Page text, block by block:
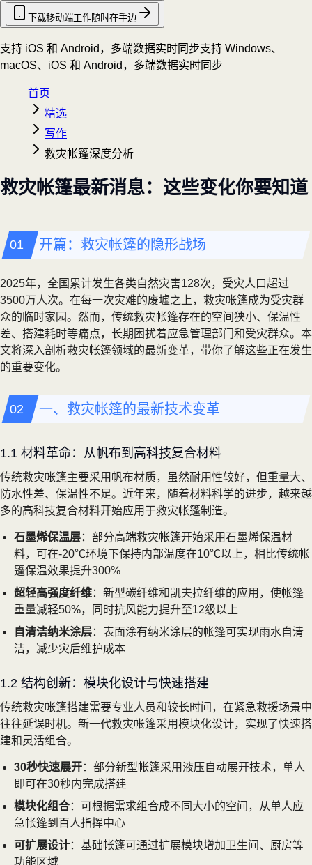
下载移动端工作随时在手边
支持 iOS 和 Android，多端数据实时同步支持 Windows、
macOS、iOS 和 Android，多端数据实时同步
首页
精选
写作
救灾帐篷深度分析
救灾帐篷最新消息：这些变化你要知道
开篇：救灾帐篷的隐形战场
2025年，全国累计发生各类自然灾害128次，受灾人口超过
3500万人次。在每一次灾难的废墟之上，救灾帐篷成为受灾群
众的临时家园。然而，传统救灾帐篷存在的空间狭小、保温性
差、搭建耗时等痛点，长期困扰着应急管理部门和受灾群众。本
文将深入剖析救灾帐篷领域的最新变革，带你了解这些正在发生
的重要变化。
一、救灾帐篷的最新技术变革
1.1 材料革命：从帆布到高科技复合材料
传统救灾帐篷主要采用帆布材质，虽然耐用性较好，但重量大、
防水性差、保温性不足。近年来，随着材料科学的进步，越来越
多的高科技复合材料开始应用于救灾帐篷制造。
石墨烯保温层：部分高端救灾帐篷开始采用石墨烯保温材
料，可在-20℃环境下保持内部温度在10℃以上，相比传统帐
篷保温效果提升300%
超轻高强度纤维：新型碳纤维和凯夫拉纤维的应用，使帐篷
重量减轻50%，同时抗风能力提升至12级以上
自清洁纳米涂层：表面涂有纳米涂层的帐篷可实现雨水自清
洁，减少灾后维护成本
1.2 结构创新：模块化设计与快速搭建
传统救灾帐篷搭建需要专业人员和较长时间，在紧急救援场景中
往往延误时机。新一代救灾帐篷采用模块化设计，实现了快速搭
建和灵活组合。
30秒快速展开：部分新型帐篷采用液压自动展开技术，单人
即可在30秒内完成搭建
模块化组合：可根据需求组合成不同大小的空间，从单人应
急帐篷到百人指挥中心
可扩展设计：基础帐篷可通过扩展模块增加卫生间、厨房等
功能区域